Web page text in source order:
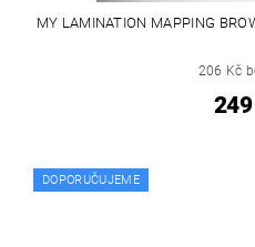
MY LAMINATION MAPPING
206 Kč
DOPORUČUJEME